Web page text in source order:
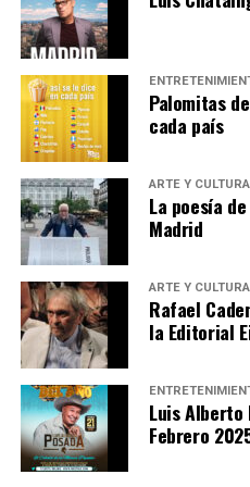
acompañado por los
y Juan Carlos Méndez
escritura y la manera de
poesía que signa el
Las entradas están
Se puede seguir en :
Presentación del libro «La
esquinas», de Leonardo
Emisión en directo |
Nota
Post Views: 1.179
Palomitas
cada país
ARTE Y CULTURA
La poesía
Madrid
ARTE Y CULTURA
Rafael
la Editorial
Luis Alberto
Febrero